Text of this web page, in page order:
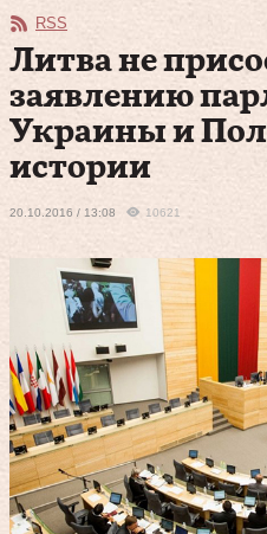
RSS
Литва не
заявлению
Украины и
истории
20.10.2016 / 13:08 10621